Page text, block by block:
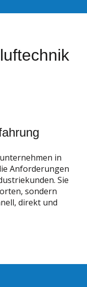
in
Anforderungen
Sie
sondern
direkt und